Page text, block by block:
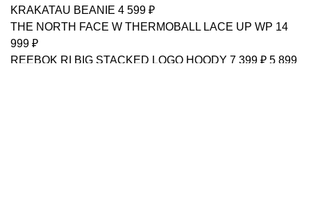
KRAKATAU BEANIE 4 599 ₽
THE NORTH FACE W THERMOBALL LACE UP WP 14
999 ₽
REEBOK RI BIG STACKED LOGO HOODY 7 399 ₽ 5 899